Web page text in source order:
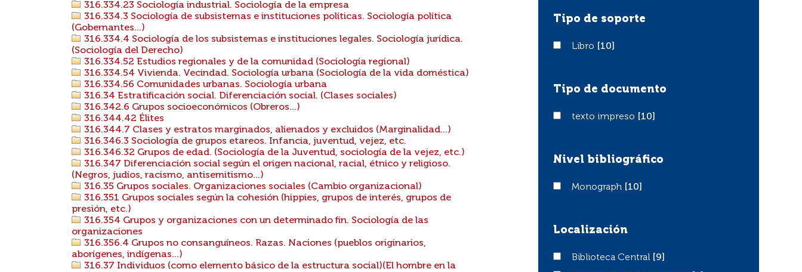
316.334.23 Sociología industrial. Sociología de la empresa
316.334.3 Sociología de subsistemas e instituciones políticas. Sociología política
(Gobernantes...)
316.334.4 Sociología de los subsistemas e instituciones legales. Sociología jurídica.
(Sociología del Derecho)
316.334.52 Estudios regionales y de la comunidad (Sociología regional)
316.334.54 Vivienda. Vecindad. Sociología urbana (Sociología de la vida doméstica)
316.334.56 Comunidades urbanas. Sociología urbana
316.34 Estratificación social. Diferenciación social. (Clases sociales)
316.342.6 Grupos socioeconómicos (Obreros...)
316.344.42 Élites
316.344.7 Clases y estratos marginados, alienados y excluidos (Marginalidad...)
316.346.3 Sociología de grupos etareos. Infancia, juventud, vejez, etc.
316.346.32 Grupos de edad. (Sociología de la Juventud, sociología de la vejez, etc.)
316.347 Diferenciación social según el origen nacional, racial, étnico y religioso.
(Negros, judíos, racismo, antisemitismo...)
316.35 Grupos sociales. Organizaciones sociales (Cambio organizacional)
316.351 Grupos sociales según la cohesión (hippies, grupos de interés, grupos de
presión, etc.)
316.354 Grupos y organizaciones con un determinado fin. Sociología de las
organizaciones
316.356.4 Grupos no consanguíneos. Razas. Naciones (pueblos originarios,
aborígenes, indígenas...)
316.37 Individuos (como elemento básico de la estructura social)(El hombre en la
Tipo de soporte
LibroLibro [10]
Tipo de documento
texto impreso
texto impreso [10]
Nivel bibliográfico
Monograph
Monograph [10]
Localización
Biblioteca Central
Biblioteca Central
[9]